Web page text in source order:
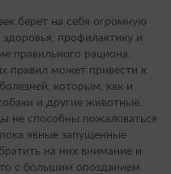
берет на себя огромную
здоровья, профилактику и
правильного рациона.
правил может привести к
которым, как и
и другие животные.
не способны пожаловаться
явные запущенные
на них внимание и
с большим опозданием.